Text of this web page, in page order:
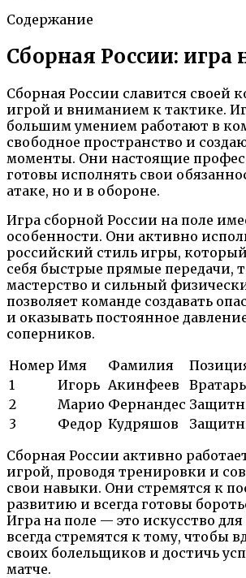
Содержание
Сборная России: игра
Сборная России славится своей
игрой и вниманием к тактике.
большим умением работают в
свободное пространство и
моменты. Они настоящие
готовы исполнять свои
атаке, но и в обороне.
Игра сборной России на поле
особенности. Они активно
российский стиль игры,
себя быстрые прямые передачи,
мастерство и сильный
позволяет команде создавать
и оказывать постоянное
соперников.
Номер Имя Фамилия
1
Игорь Акинфеев
Вратарь
2
Марио Фернандес
3
Федор Кудряшов
Сборная России активно
игрой, проводя тренировки и
свои навыки. Они стремятся к
развитию и всегда готовы
Игра на поле — это искусство
всегда стремятся к тому, чтобы
своих болельщиков и достичь
матче.